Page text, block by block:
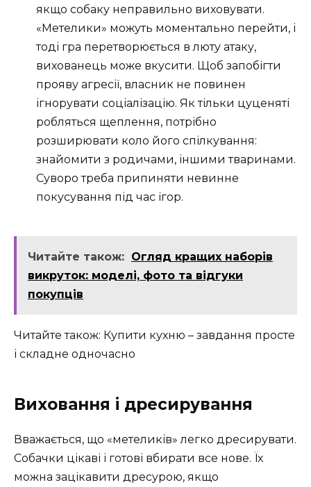
якщо собаку неправильно виховувати.
«Метелики» можуть моментально перейти, і
тоді гра перетворюється в люту атаку,
вихованець може вкусити. Щоб запобігти
прояву агресії, власник не повинен
ігнорувати соціалізацію. Як тільки цуценяті
робляться щеплення, потрібно
розширювати коло його спілкування:
знайомити з родичами, іншими тваринами.
Суворо треба припиняти невинне
покусування під час ігор.
Читайте також: Огляд кращих наборів
викруток: моделі, фото та відгуки
покупців
Читайте також: Купити кухню – завдання просте
і складне одночасно
Виховання і дресирування
Вважається, що «метеликів» легко дресирувати.
Собачки цікаві і готові вбирати все нове. Їх
можна зацікавити дресурою, якщо